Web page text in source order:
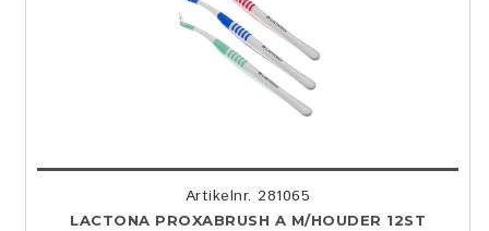
Artikelnr. 281065
LACTONA PROXABRUSH A M/HOUDER 12ST